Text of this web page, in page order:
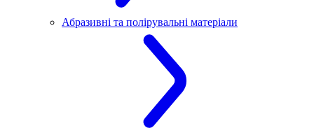
Абразивні та полірувальні матеріали